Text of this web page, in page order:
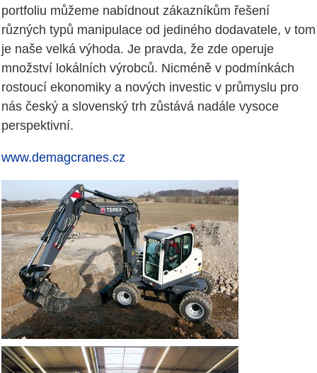
portfoliu můžeme nabídnout zákazníkům řešení
různých typů manipulace od jediného dodavatele, v tom
je naše velká výhoda. Je pravda, že zde operuje
množství lokálních výrobců. Nicméně v podmínkách
rostoucí ekonomiky a nových investic v průmyslu pro
nás český a slovenský trh zůstává nadále vysoce
perspektivní.
www.demagcranes.cz